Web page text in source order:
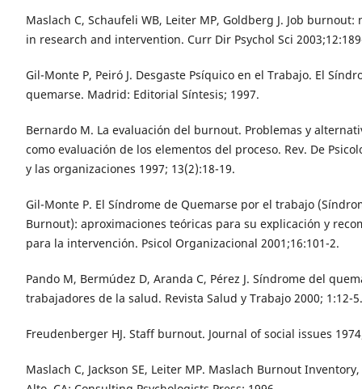
Maslach C, Schaufeli WB, Leiter MP, Goldberg J. Job
in research and intervention. Curr Dir Psychol Sci
Gil-Monte P, Peiró J. Desgaste Psíquico en el Trabajo. El
quemarse. Madrid: Editorial Síntesis; 1997.
Bernardo M. La evaluación del burnout. Problemas y
como evaluación de los elementos del proceso. Rev. De
y las organizaciones 1997; 13(2):18-19.
Gil-Monte P. El Síndrome de Quemarse por el trabajo
Burnout): aproximaciones teóricas para su explicación y
para la intervención. Psicol Organizacional 2001;16:101-2.
Pando M, Bermúdez D, Aranda C, Pérez J. Síndrome del
trabajadores de la salud. Revista Salud y Trabajo 2000; 1:12-5.
Freudenberger HJ. Staff burnout. Journal of social issues
Maslach C, Jackson SE, Leiter MP. Maslach Burnout